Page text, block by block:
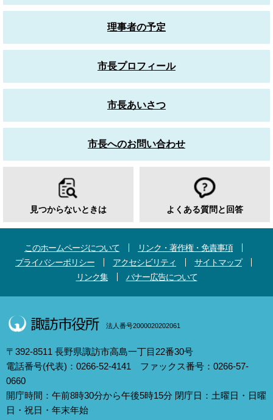
理事者の予定
市長プロフィール
市長あいさつ
市長へのお問い合わせ
見つからないときは よくある質問と回答
このホームページについて
リンク・著作権・免責事項
プライバシーポリシー
アクセシビリティ
サイトマップ
リンク集
バナー広告について
法人番号2000020202061
〒392-8511 長野県諏訪市高島一丁目22番30号
電話番号(代表)：0266-52-4141 ファックス番号：0266-57-
0660
開庁時間：午前8時30分から午後5時15分 閉庁日：土曜日・日曜
日・祝日・年末年始